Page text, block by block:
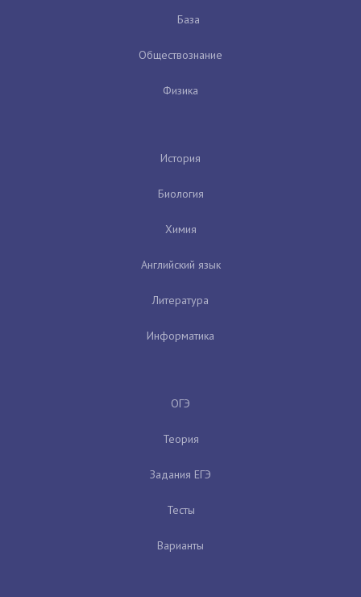
База
Обществознание
Физика
История
Биология
Химия
Английский язык
Литература
Информатика
ОГЭ
Теория
Задания ЕГЭ
Тесты
Варианты